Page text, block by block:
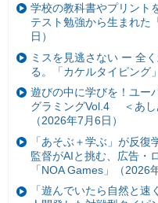
学校の教科書やプリント
テスト勉強から生まれた
日）
ミスを見逃さない ー 全
る。「カケルタイピング
遊びの中に学びを！ユー
グラミングVol.4 ＜あし
（2026年7月6日）
「あそぶ＋学ぶ」が反
監督がAIと挑む、広告・
「NOA Games」（2026
「遊んでいたら自然と